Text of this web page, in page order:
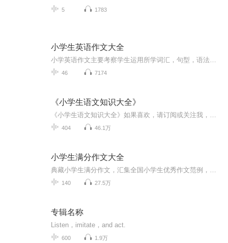
5 1783
小学生英语作文大全
46 7174
《小学生语文知识大全》
404 46.1万
小学生满分作文大全
140 27.5万
专辑名称
Listen，imitate，and act.
600 1.9万